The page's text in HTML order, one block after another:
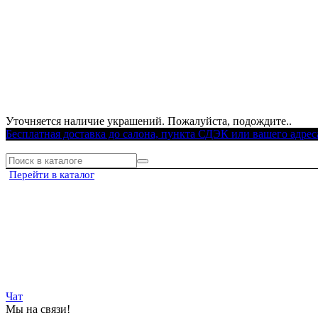
Уточняется наличие украшений. Пожалуйста, подождите..
Бесплатная доставка до салона, пункта СДЭК или вашего
Перейти в каталог
Чат
Мы на связи!